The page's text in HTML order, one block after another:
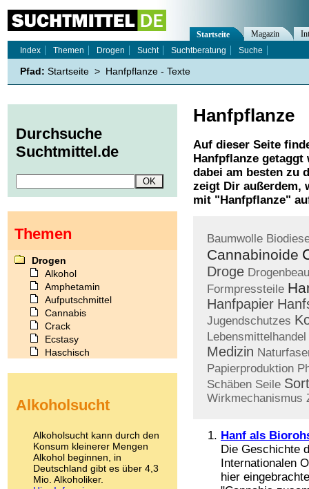
Hanfpflanze
Auf dieser Seite
Hanfpflanze getaggt
dabei am besten zu
zeigt Dir außerdem,
mit " Hanfpflanze"
Baumwolle
Cannabinoide
Droge
Formpressteile
Hanfpapier
Jugendschutzes
Lebensmittelhandel
Medizin
Papierproduktion
Schäben Seile
Wirkmechanismus
Hanf als
Die Geschichte
Internationalen
hier
Startseite Magazin
Index
Themen Drogen Sucht Suchtberatung Suche
Pfad: Startseite > Hanfpflanze - Texte
Durchsuche
Suchtmittel.de
Themen
Drogen
Alkohol
Amphetamin
Aufputschmittel
Cannabis
Crack
Ecstasy
Haschisch
Kokain
LSD
Marihuana
Medikamente
Meskalin
Metamphetamin
Alkoholsucht
Alkoholsucht kann durch den
Konsum kleinerer Mengen
Alkohol beginnen, in
Deutschland gibt es über 4,3
Mio. Alkoholiker.